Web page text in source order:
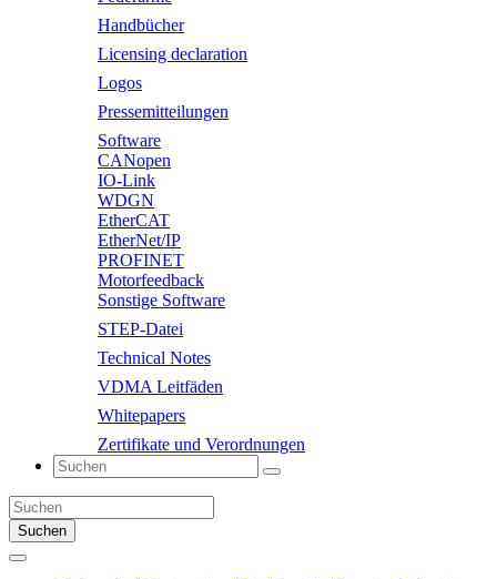
Handbücher
Licensing declaration
Logos
Pressemitteilungen
Software
CANopen
IO-Link
WDGN
EtherCAT
EtherNet/IP
PROFINET
Motorfeedback
Sonstige Software
STEP-Datei
Technical Notes
VDMA Leitfäden
Whitepapers
Zertifikate und Verordnungen
Suchen